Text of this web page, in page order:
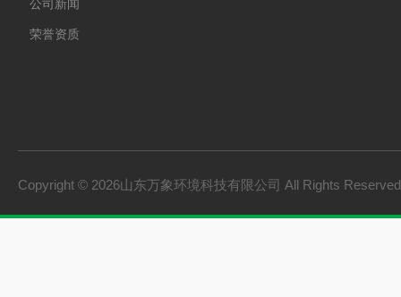
公司新闻
荣誉资质
Copyright © 2026山东万象环境科技有限公司 All Rights